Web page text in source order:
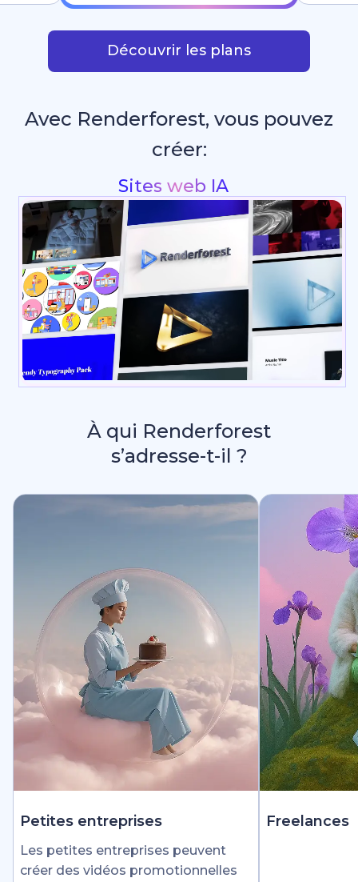
Découvrir les plans
Avec Renderforest, vous pouvez
créer:
Intros & animations de logo
À qui Renderforest
s’adresse-t-il ?
Petites entreprises
Les petites entreprises peuvent
créer des vidéos promotionnelles
Freelances